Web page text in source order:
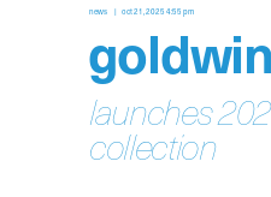
news oct 21, 2025 4:55 pm
launches
collection